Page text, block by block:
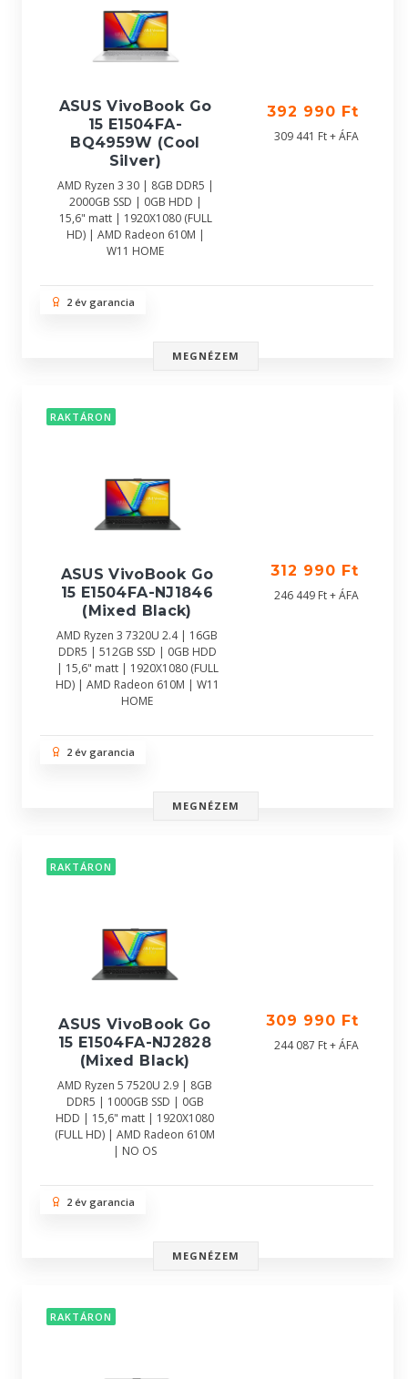
ASUS VivoBook Go
15 E1504FA-
BQ4959W (Cool
Silver)
AMD Ryzen 3 30 | 8GB DDR5 |
2000GB SSD | 0GB HDD |
15,6" matt | 1920X1080 (FULL
HD) | AMD Radeon 610M |
W11 HOME
392 990 Ft
309 441 Ft + ÁFA
2 év garancia
MEGNÉZEM
RAKTÁRON
ASUS VivoBook Go
15 E1504FA-NJ1846
(Mixed Black)
AMD Ryzen 3 7320U 2.4 | 16GB
DDR5 | 512GB SSD | 0GB HDD
| 15,6" matt | 1920X1080 (FULL
HD) | AMD Radeon 610M | W11
HOME
312 990 Ft
246 449 Ft + ÁFA
2 év garancia
MEGNÉZEM
RAKTÁRON
ASUS VivoBook Go
15 E1504FA-NJ2828
(Mixed Black)
AMD Ryzen 5 7520U 2.9 | 8GB
DDR5 | 1000GB SSD | 0GB
HDD | 15,6" matt | 1920X1080
(FULL HD) | AMD Radeon 610M
| NO OS
309 990 Ft
244 087 Ft + ÁFA
2 év garancia
MEGNÉZEM
RAKTÁRON